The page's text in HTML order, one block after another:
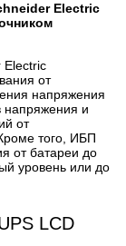
Electric
Electric
от
напряжения
напряжения и
от
того, ИБП
от батареи до
уровень или до
LCD